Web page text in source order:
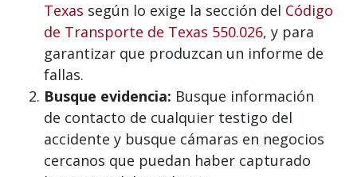
Texas según lo exige la sección del Código
de Transporte de Texas 550.026, y para
garantizar que produzcan un informe de
fallas.
Busque evidencia: Busque información
de contacto de cualquier testigo del
accidente y busque cámaras en negocios
cercanos que puedan haber capturado